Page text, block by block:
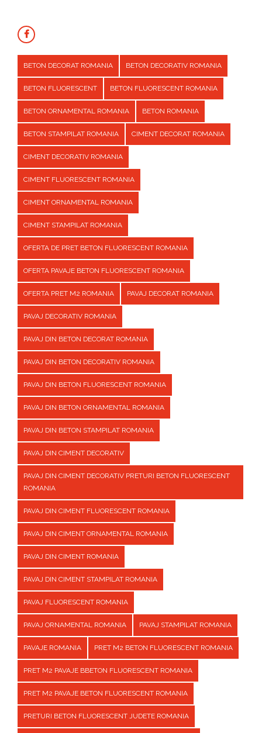
BETON DECORAT ROMANIA BETON DECORATIV ROMANIA
BETON FLUORESCENT BETON FLUORESCENT ROMANIA
BETON ORNAMENTAL ROMANIA BETON ROMANIA
BETON STAMPILAT ROMANIA CIMENT DECORAT ROMANIA
CIMENT DECORATIV ROMANIA
CIMENT FLUORESCENT ROMANIA
CIMENT ORNAMENTAL ROMANIA
CIMENT STAMPILAT ROMANIA
OFERTA DE PRET BETON FLUORESCENT ROMANIA
OFERTA PAVAJE BETON FLUORESCENT ROMANIA
OFERTA PRET M2 ROMANIA PAVAJ DECORAT ROMANIA
PAVAJ DECORATIV ROMANIA
PAVAJ DIN BETON DECORAT ROMANIA
PAVAJ DIN BETON DECORATIV ROMANIA
PAVAJ DIN BETON FLUORESCENT ROMANIA
PAVAJ DIN BETON ORNAMENTAL ROMANIA
PAVAJ DIN BETON STAMPILAT ROMANIA
PAVAJ DIN CIMENT DECORATIV
PAVAJ DIN CIMENT DECORATIV PRETURI BETON FLUORESCENT
ROMANIA
PAVAJ DIN CIMENT FLUORESCENT ROMANIA
PAVAJ DIN CIMENT ORNAMENTAL ROMANIA
PAVAJ DIN CIMENT ROMANIA
PAVAJ DIN CIMENT STAMPILAT ROMANIA
PAVAJ FLUORESCENT ROMANIA
PAVAJ ORNAMENTAL ROMANIA PAVAJ STAMPILAT ROMANIA
PAVAJE ROMANIA PRET M2 BETON FLUORESCENT ROMANIA
PRET M2 PAVAJE BBETON FLUORESCENT ROMANIA
PRET M2 PAVAJE BETON FLUORESCENT ROMANIA
PRETURI BETON FLUORESCENT JUDETE ROMANIA